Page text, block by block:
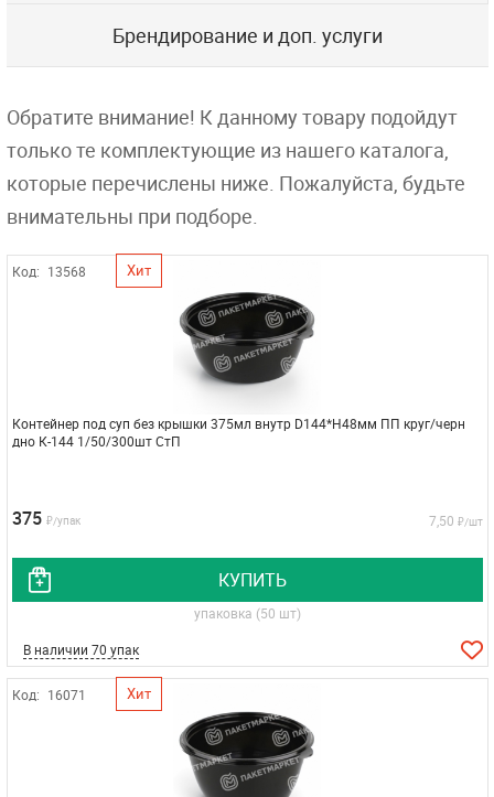
Брендирование и доп. услуги
Обратите внимание! К данному товару подойдут
только те комплектующие из нашего каталога,
которые перечислены ниже. Пожалуйста, будьте
внимательны при подборе.
Код: 13568 Хит
Контейнер под суп без крышки 375мл внутр D144*H48мм ПП круг/черн
дно К-144 1/50/300шт СтП
375 ₽/упак 7,50 ₽/шт
КУПИТЬ
упаковка (50 шт)
В наличии 70 упак
Код: 16071 Хит